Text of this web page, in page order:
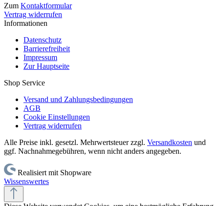
Zum Kontaktformular
Vertrag widerrufen
Informationen
Datenschutz
Barrierefreiheit
Impressum
Zur Hauptseite
Shop Service
Versand und Zahlungsbedingungen
AGB
Cookie Einstellungen
Vertrag widerrufen
Alle Preise inkl. gesetzl. Mehrwertsteuer zzgl. Versandkosten und
ggf. Nachnahmegebühren, wenn nicht anders angegeben.
Realisiert mit Shopware
Wissenswertes